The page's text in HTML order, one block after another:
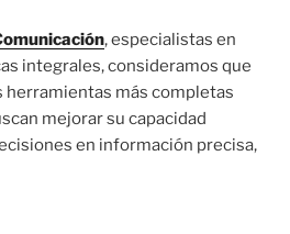
, especialistas en
integrales, consideramos que
herramientas más completas
mejorar su capacidad
en información precisa,